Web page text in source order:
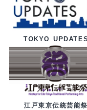
TOKYO UPDATES
江戸東京伝統芸能祭